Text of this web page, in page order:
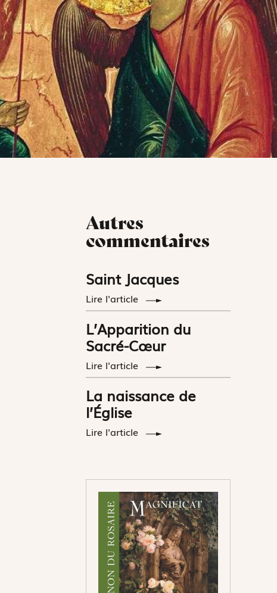
Autres
commentaires
Saint Jacques
Lire l'article
L’Apparition du
Sacré-Cœur
Lire l'article
La naissance de
l’Église
Lire l'article